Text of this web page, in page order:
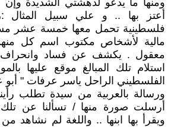
ومنها ما يدعو لدهشتي الشديدة
أعتز بها .. و علي سبيل المثال
فلسطينية تحمل معها خمسة عشر
مالية لأشخاص مكتوب اسم كل منهم
معقول . يكشف عن فساد وانحراف
استلام تلك المبالغ موقع عليها
الفلسطيني الراحل ياسر عرفات " أبو
ورسالة بالعربية من سيدة تطلب
أرسلت صورة منها / تسألنا عن تلك
ويقرأ بها ابنها .. واللغة لم نشاهد